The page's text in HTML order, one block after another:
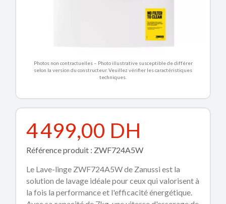
Photos non contractuelles – Photo illustrative susceptible de différer
selon la version du constructeur. Veuillez vérifier les caractéristiques
techniques.
4 499,00 DH
Référence produit : ZWF724A5W
Le Lave-linge ZWF724A5W de Zanussi est la
solution de lavage idéale pour ceux qui valorisent à
la fois la performance et l'efficacité énergétique.